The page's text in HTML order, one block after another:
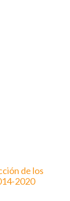
de los
2020